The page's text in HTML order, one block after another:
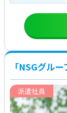
「NSGグル
派遣社員